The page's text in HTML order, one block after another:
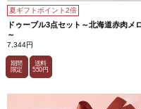
夏ギフトポイント2倍
ドゥーブル3点セット～北海道赤肉メ
～
7,344円
期間
限定
送料
550円